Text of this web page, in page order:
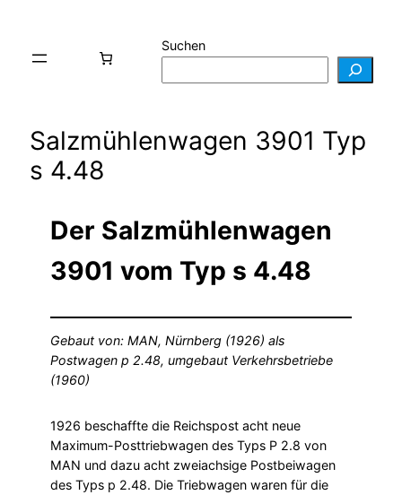
Suchen
Salzmühlenwagen 3901 Typ
s 4.48
Der Salzmühlenwagen
3901 vom Typ s 4.48
Gebaut von: MAN, Nürnberg (1926) als
Postwagen p 2.48, umgebaut Verkehrsbetriebe
(1960)
1926 beschaffte die Reichspost acht neue
Maximum-Posttriebwagen des Typs P 2.8 von
MAN und dazu acht zweiachsige Postbeiwagen
des Typs p 2.48. Die Triebwagen waren für die